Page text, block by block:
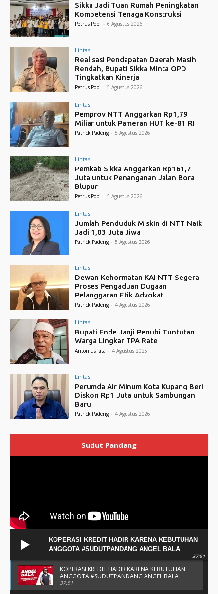
Sikka Jadi Tuan Rumah Peningkatan
Kompetensi Tenaga Konstruksi
Petrus Popi - 6 Agustus 2026
Lintas
Realisasi Pendapatan Daerah Masih
Rendah, Bupati Sikka Minta OPD
Tingkatkan Kinerja
Petrus Popi - 5 Agustus 2026
Lintas
Pemprov NTT Anggarkan Rp1,79
Miliar untuk Pameran HUT ke-81 RI
Patrick Padeng - 5 Agustus 2026
Lintas
Pemkab Sikka Anggarkan Rp161,7
Juta untuk Penanganan Jalan Bora
Blupur
Petrus Popi - 5 Agustus 2026
Lintas
Jumlah Penduduk Miskin di NTT Naik
Jadi 1,03 Juta Jiwa
Patrick Padeng - 5 Agustus 2026
Lintas
Dewan Kehormatan KAI NTT Segera
Proses Pengaduan Dugaan
Pelanggaran Etik Advokat
Patrick Padeng - 4 Agustus 2026
Lintas
Bupati Ende Janji Penuhi Tuntutan
Warga Lingkar TPA Rate
Antonius Jata - 4 Agustus 2026
Lintas
Perumda Air Minum Kota Kupang Beri
Diskon Rp1 Juta untuk Sambungan
Baru
Patrick Padeng - 4 Agustus 2026
Sudut Pandang
KOPERASI KREDIT HADIR KARENA KEBUTUHAN
ANGGOTA #SUDUTPANDANG ANGEL BALA
37:51
KOPERASI KREDIT HADIR KARENA KEBUTUHAN
ANGGOTA #SUDUTPANDANG ANGEL BALA
37:51